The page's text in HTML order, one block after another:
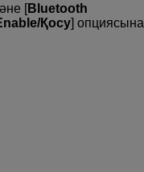
[Bluetooth
Қосу] опциясына